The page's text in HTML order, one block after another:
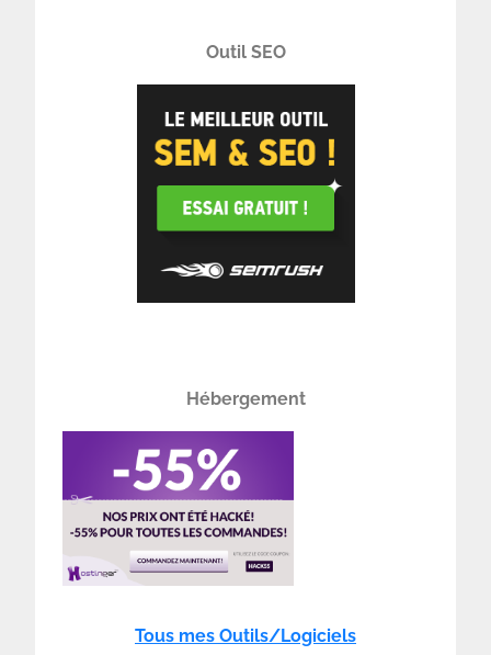
Outil SEO
Hébergement
Tous mes Outils/Logiciels